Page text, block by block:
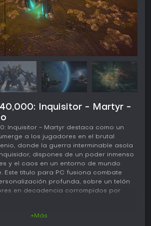
Inquisitor - Martyr -
Inquisitor - Martyr destaca como un
a los jugadores en el brutal
donde la guerra interminable asola
dispones de un poder inmenso
y el caos en un entorno de mundo
Este título para PC fusiona combate
profunda, sobre un telón
en decadencia corrompidos por
+Más